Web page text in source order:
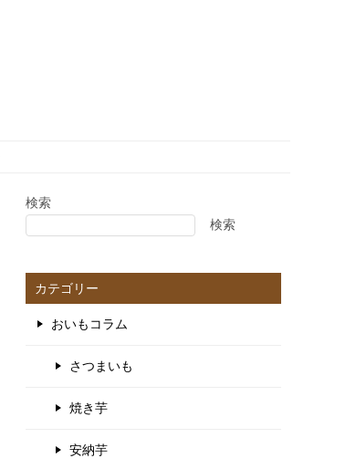
検索
検索
カテゴリー
おいもコラム
さつまいも
焼き芋
安納芋